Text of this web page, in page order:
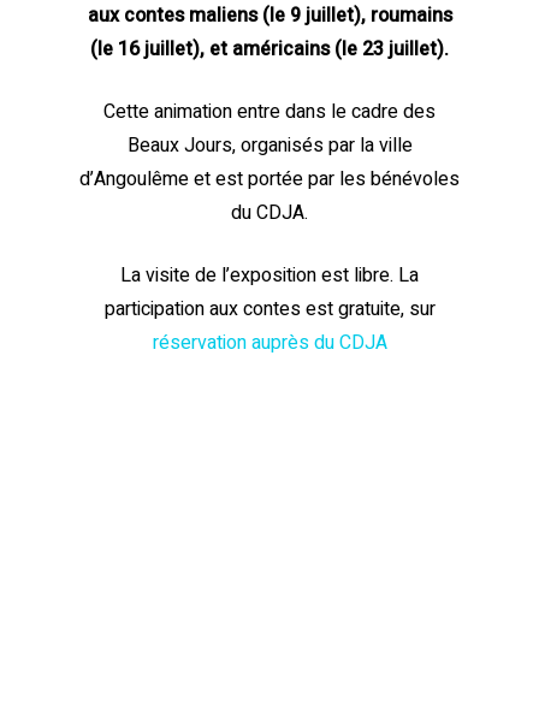
aux contes maliens (le 9 juillet), roumains
(le 16 juillet), et américains (le 23 juillet).
Cette animation entre dans le cadre des
Beaux Jours, organisés par la ville
d’Angoulême et est portée par les bénévoles
du CDJA.
La visite de l’exposition est libre. La
participation aux contes est gratuite, sur
réservation auprès du CDJA